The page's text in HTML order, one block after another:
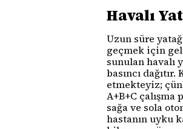
Havalı
Uzun süre
geçmek için
sunulan
basıncı
etmekteyiz;
A+B+C
sağa ve sola
hastanın uyku